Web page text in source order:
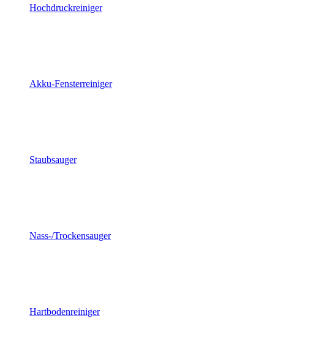
Hochdruckreiniger
Akku-Fensterreiniger
Staubsauger
Nass-/Trockensauger
Hartbodenreiniger